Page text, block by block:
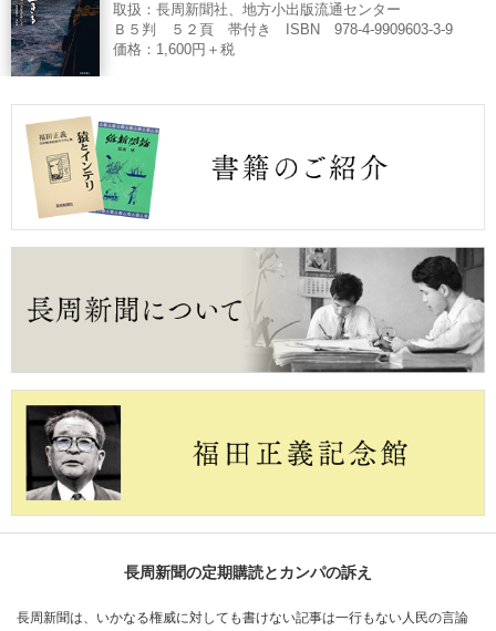
取扱：長周新聞社、地方小出版流通センター
Ｂ５判 ５２頁 帯付き ISBN 978-4-9909603-3-9
価格：1,600円＋税
長周新聞の定期購読とカンパの訴え
長周新聞は、いかなる権威に対しても書けない記事は一行もない人民の言論